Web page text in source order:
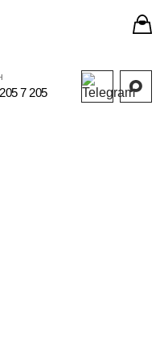
7 205